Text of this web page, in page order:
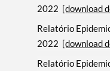
2022 [download
Relatório
2022 [download
Relatório